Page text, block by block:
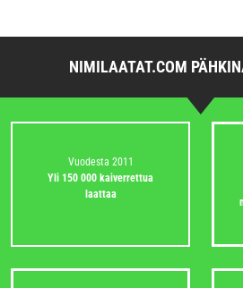
NIMILAATAT.COM
Vuodesta 2011
Yli 150 000 kaiverrettua
laattaa